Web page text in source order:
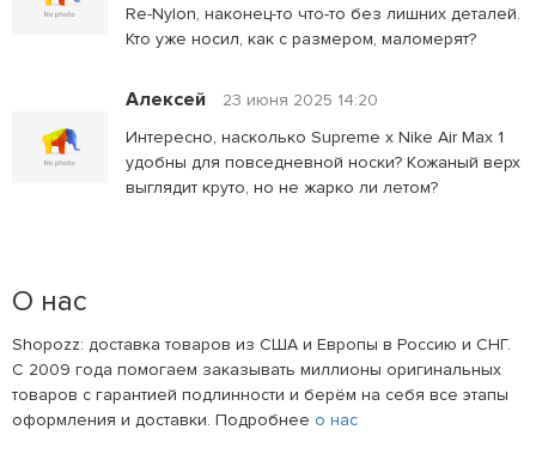
Re-Nylon, наконец-то что-то без лишних деталей.
Кто уже носил, как с размером, маломерят?
Алексей
23 июня 2025 14:20
Интересно, насколько Supreme x Nike Air Max 1
удобны для повседневной носки? Кожаный верх
выглядит круто, но не жарко ли летом?
О нас
Shopozz: доставка товаров из США и Европы в Россию и СНГ.
С 2009 года помогаем заказывать миллионы оригинальных
товаров с гарантией подлинности и берём на себя все этапы
оформления и доставки. Подробнее о нас